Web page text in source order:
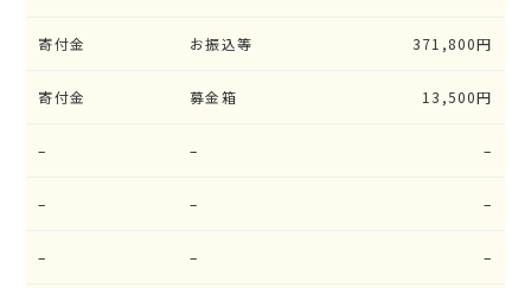
寄付金 お振込等 371,800円
寄付金 募金箱 13,500円
– – –
– – –
– – –